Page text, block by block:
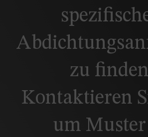
zu
Kontaktieren
um